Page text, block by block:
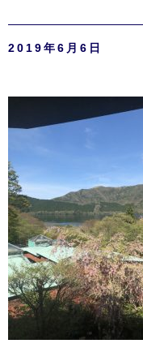
2019年6月6日